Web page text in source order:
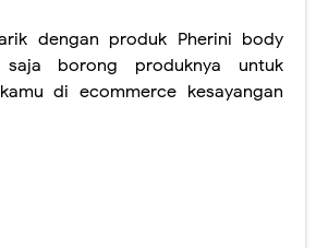
dengan produk Pherini body
saja borong produknya untuk
di ecommerce kesayangan